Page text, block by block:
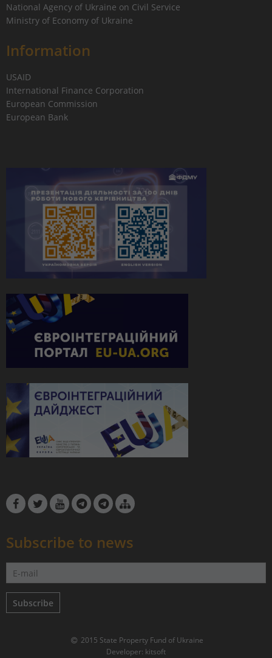
National Agency of Ukraine on Civil Service
Ministry of Economy of Ukraine
Information
USAID
International Finance Corporation
European Commission
European Bank
Subscribe to news
Subscribe
2015 State Property Fund of Ukraine
Developer: kitsoft